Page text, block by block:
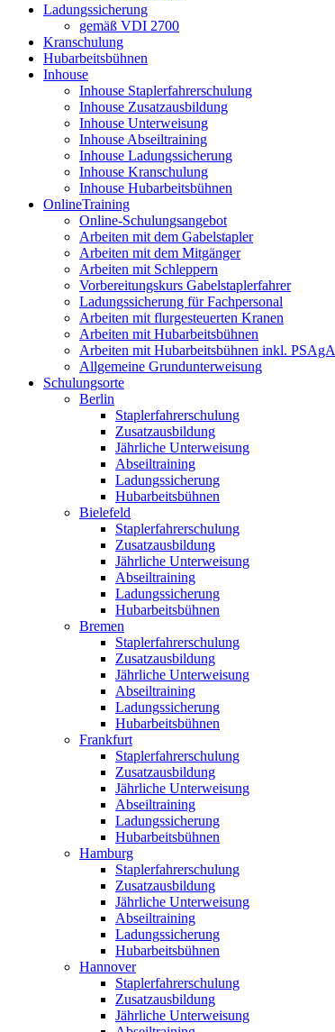
Ladungssicherung
gemäß VDI 2700
Kranschulung
Hubarbeitsbühnen
Inhouse
Inhouse Staplerfahrerschulung
Inhouse Zusatzausbildung
Inhouse Unterweisung
Inhouse Abseiltraining
Inhouse Ladungssicherung
Inhouse Kranschulung
Inhouse Hubarbeitsbühnen
OnlineTraining
Online-Schulungsangebot
Arbeiten mit dem Gabelstapler
Arbeiten mit dem Mitgänger
Arbeiten mit Schleppern
Vorbereitungskurs Gabelstaplerfahrer
Ladungssicherung für Fachpersonal
Arbeiten mit flurgesteuerten Kranen
Arbeiten mit Hubarbeitsbühnen
Arbeiten mit Hubarbeitsbühnen inkl. PSAgA
Allgemeine Grundunterweisung
Schulungsorte
Berlin
Staplerfahrerschulung
Zusatzausbildung
Jährliche Unterweisung
Abseiltraining
Ladungssicherung
Hubarbeitsbühnen
Bielefeld
Staplerfahrerschulung
Zusatzausbildung
Jährliche Unterweisung
Abseiltraining
Ladungssicherung
Hubarbeitsbühnen
Bremen
Staplerfahrerschulung
Zusatzausbildung
Jährliche Unterweisung
Abseiltraining
Ladungssicherung
Hubarbeitsbühnen
Frankfurt
Staplerfahrerschulung
Zusatzausbildung
Jährliche Unterweisung
Abseiltraining
Ladungssicherung
Hubarbeitsbühnen
Hamburg
Staplerfahrerschulung
Zusatzausbildung
Jährliche Unterweisung
Abseiltraining
Ladungssicherung
Hubarbeitsbühnen
Hannover
Staplerfahrerschulung
Zusatzausbildung
Jährliche Unterweisung